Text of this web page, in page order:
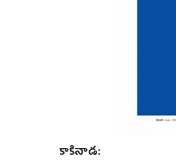
కాకినాడ: